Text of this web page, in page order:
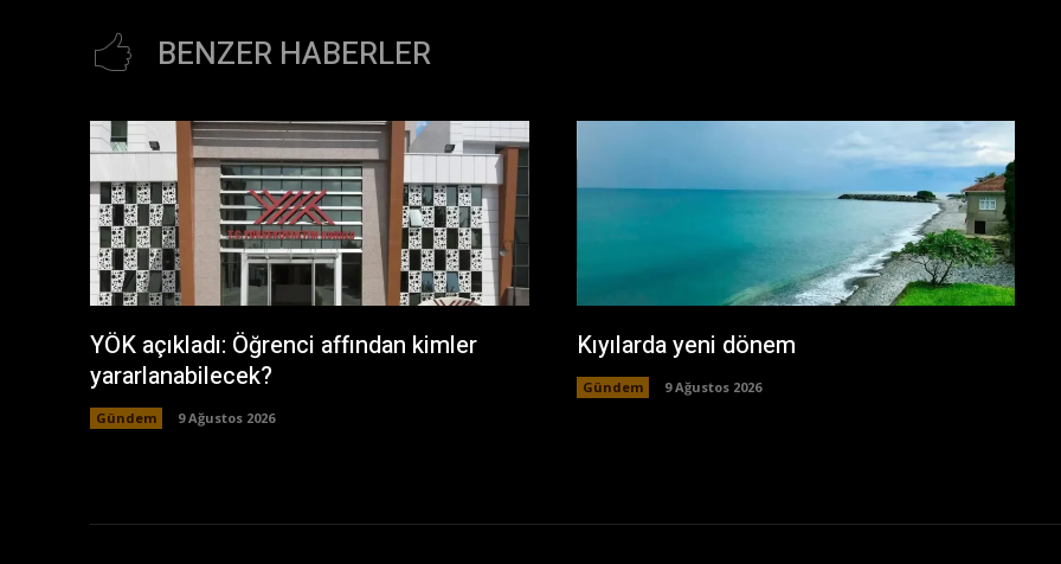
BENZER HABERLER
YÖK açıkladı: Öğrenci affından kimler
yararlanabilecek?
Gündem 9 Ağustos 2026
Kıyılarda yeni dönem
Gündem 9 Ağustos 2026